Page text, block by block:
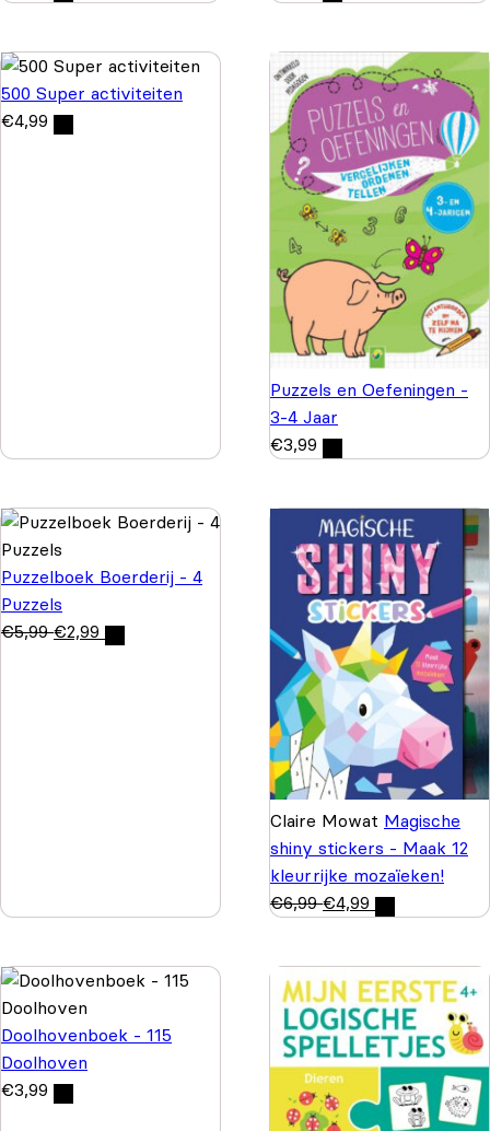
500 Super activiteiten
€4,99
Puzzels en Oefeningen -
3-4 Jaar
€3,99
Puzzelboek Boerderij - 4
Puzzels
€5,99 €2,99
Claire Mowat Magische
shiny stickers - Maak 12
kleurrijke mozaïeken!
€6,99 €4,99
Doolhovenboek - 115
Doolhoven
€3,99